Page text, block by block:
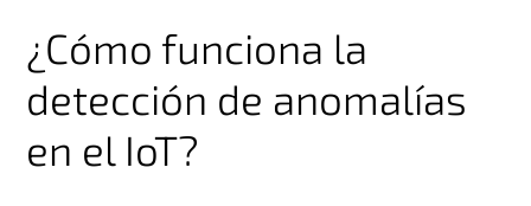
¿Cómo funciona la
detección de anomalías
en el IoT?